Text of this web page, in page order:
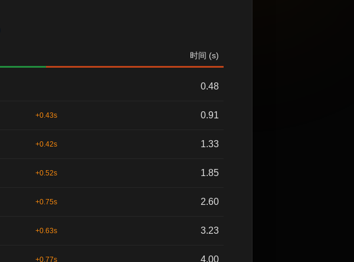
时间 (s)
0.48
+0.43s 0.91
+0.42s 1.33
+0.52s 1.85
+0.75s 2.60
+0.63s 3.23
+0.77s 4.00